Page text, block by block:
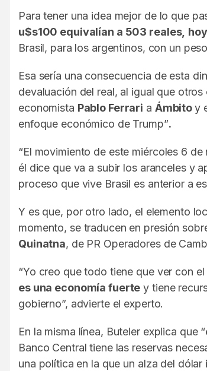
Para tener una idea mejor de lo que
u$s100 equivalían a 503 reales,
Brasil, para los argentinos, con un
Esa sería una consecuencia de esta
devaluación del real, al igual que
economista Pablo Ferrari a Ámbitoy
enfoque económico de Trump”.
“El movimiento de este miércoles 6
él dice que va a subir los aranceles y
proceso que vive Brasil es anterior a
Y es que, por otro lado, el elemento
momento, se traducen en presión
Quinatna, de PR Operadores de
“Yo creo que todo tiene que ver con
es una economía fuerte y tiene
gobierno”, advierte el experto.
En la misma línea, Buteler explica que “
Banco Central tiene las reservas
una política en la que un alza del